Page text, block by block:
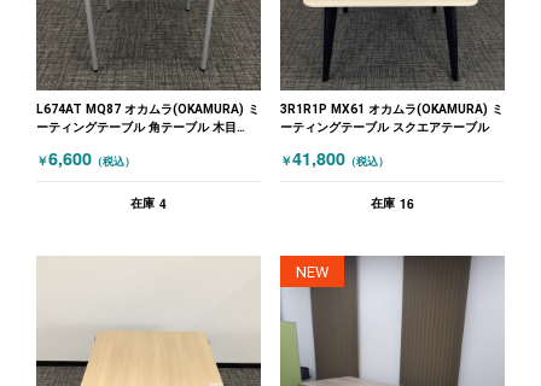
L674AT MQ87 オカムラ(OKAMURA) ミ
ーティングテーブル 角テーブル 木目
￥6,600 （税込）
在庫 4
3R1R1P MX61 オカムラ(OKAMURA) ミ
ーティングテーブル スクエアテーブル
￥41,800 （税込）
在庫 16
NEW